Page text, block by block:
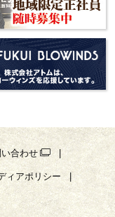
合わせ
ィアポリシー